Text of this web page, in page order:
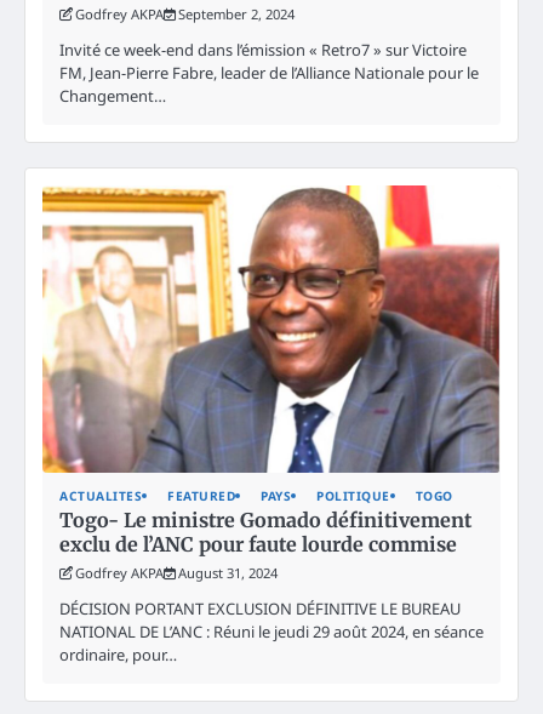
Godfrey AKPA September 2, 2024
Invité ce week-end dans l’émission « Retro7 » sur Victoire
FM, Jean-Pierre Fabre, leader de l’Alliance Nationale pour le
Changement…
ACTUALITES FEATURED PAYS POLITIQUE TOGO
Togo- Le ministre Gomado définitivement
exclu de l’ANC pour faute lourde commise
Godfrey AKPA August 31, 2024
DÉCISION PORTANT EXCLUSION DÉFINITIVE LE BUREAU
NATIONAL DE L’ANC : Réuni le jeudi 29 août 2024, en séance
ordinaire, pour…